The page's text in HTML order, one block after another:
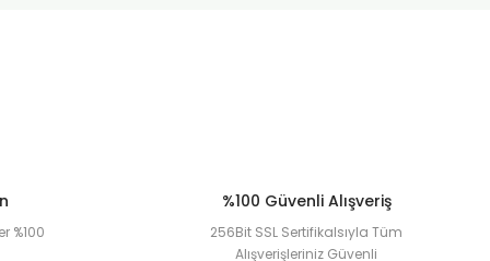
%100
%100 Güvenli Alışveriş
256Bit SSL Sertifikalsıyla Tüm
Alışverişleriniz Güvenli